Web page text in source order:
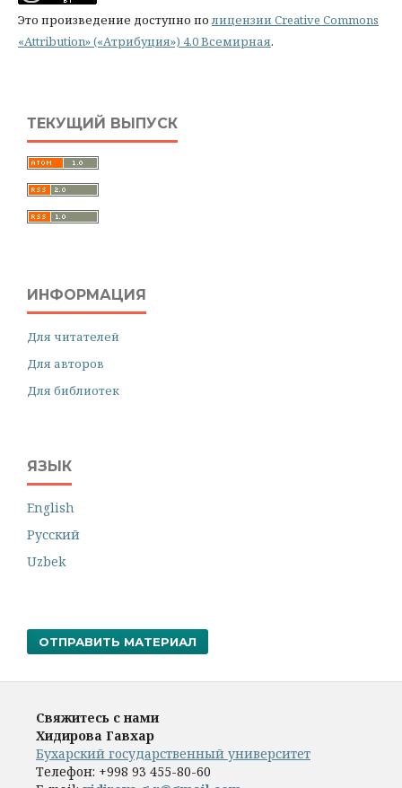
Это произведение доступно полицензии Creative Commons
«Attribution» («Атрибуция») 4.0 Всемирная.
ТЕКУЩИЙ ВЫПУСК
ИНФОРМАЦИЯ
Для читателей
Для авторов
Для библиотек
ЯЗЫК
English
Русский
Uzbek
ОТПРАВИТЬ МАТЕРИАЛ
Свяжитесь с нами
Хидирова Гавхар
Бухарский государственный университет
Телефон: +998 93 455-80-60